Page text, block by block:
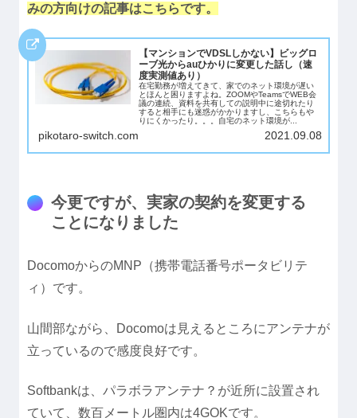
みの方向けの記事はこちらです。
【マンションでVDSLしかない】ビッグロ
ーブ光からauひかりに変更した話し（速
度実測値あり）
在宅勤務が増えてきて、家でのネット環境が遅い
とほんと困りますよね。ZOOMやTeamsでWEB会
議の連続、資料を共有しての説明中に途切れたり
すると相手にも迷惑がかかりますし、こちらもや
りにくかったり。。。自宅のネット環境が...
pikotaro-switch.com 2021.09.08
今更ですが、実家の契約を変更する
ことになりました
DocomoからのMNP（携帯電話番号ポータビリテ
ィ）です。
山間部ながら、Docomoは見えるところにアンテナが
立っているので感度良好です。
Softbankは、パラボラアンテナ？が近所に設置され
ていて、数百メートル圏内は4GOKです。